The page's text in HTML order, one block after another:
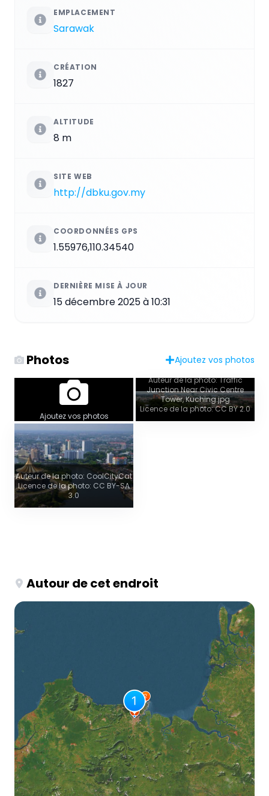
EMPLACEMENT
Sarawak
CRÉATION
1827
ALTITUDE
8 m
SITE WEB
http://dbku.gov.my
COORDONNÉES GPS
1.55976,110.34540
DERNIÈRE MISE À JOUR
15 décembre 2025 à 10:31
Photos Ajoutez vos photos
Ajoutez vos photos
Vue panoramique
Auteur de la photo: Traffic
Junction Near Civic Centre
Tower, Kuching.jpg
Licence de la photo: CC BY 2.0
Auteur de la photo: CoolCityCat
Licence de la photo: CC BY-SA
3.0
Autour de cet endroit